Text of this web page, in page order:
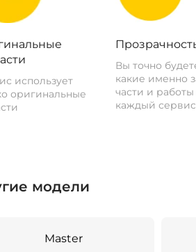
использует
оригинальные
Вы точно
какие именно
части и работы
каждый
модели
Master